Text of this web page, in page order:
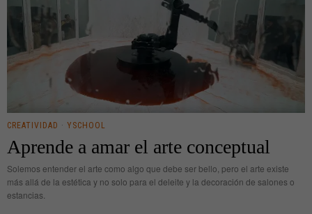
CREATIVIDAD · YSCHOOL
Aprende a amar el arte conceptual
Solemos entender el arte como algo que debe ser bello, pero el arte existe
más allá de la estética y no solo para el deleite y la decoración de salones o
estancias.